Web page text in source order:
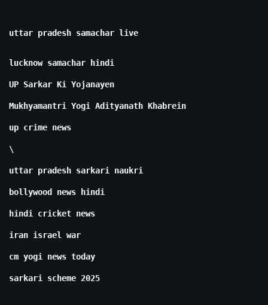
uttar pradesh samachar live
lucknow samachar hindi
UP Sarkar Ki Yojanayen
Mukhyamantri Yogi Adityanath Khabrein
up crime news
\
uttar pradesh sarkari naukri
bollywood news hindi
hindi cricket news
iran israel war
cm yogi news today
sarkari scheme 2025